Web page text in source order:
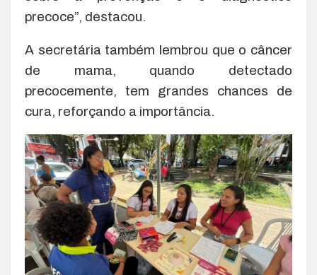
precoce”, destacou.
A secretária também lembrou que o câncer
de mama, quando detectado
precocemente, tem grandes chances de
cura, reforçando a importância.